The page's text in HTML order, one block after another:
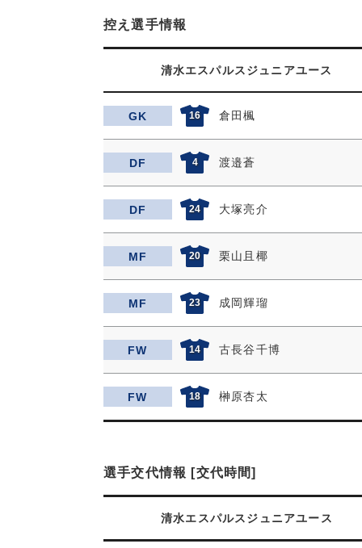
控え選手情報
清水エスパルスジュニアユース
GK 16 倉田楓
DF 4 渡邉蒼
DF 24 大塚亮介
MF 20 栗山且椰
MF 23 成岡輝瑠
FW 14 古長谷千博
FW 18 榊原杏太
選手交代情報 [交代時間]
清水エスパルスジュニアユース